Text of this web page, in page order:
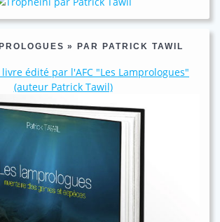
» PAR PATRICK TAWIL
livre édité par l'AFC "Les Lamprologues"
(auteur Patrick Tawil)